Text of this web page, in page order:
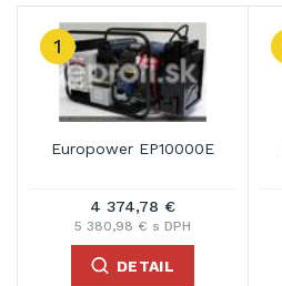
1
Europower EP10000E
4 374,78 €
5 380,98 € s DPH
DETAIL